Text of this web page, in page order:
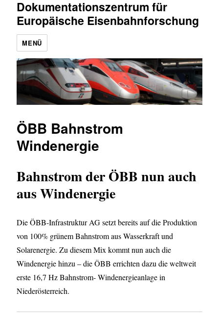
Dokumentationszentrum für
Europäische Eisenbahnforschung
MENÜ
ÖBB Bahnstrom
Windenergie
Bahnstrom der ÖBB nun auch
aus Windenergie
Die ÖBB-Infrastruktur AG setzt bereits auf die Produktion
von 100% grünem Bahnstrom aus Wasserkraft und
Solarenergie. Zu diesem Mix kommt nun auch die
Windenergie hinzu – die ÖBB errichten dazu die weltweit
erste 16,7 Hz Bahnstrom- Windenergieanlage in
Niederösterreich.